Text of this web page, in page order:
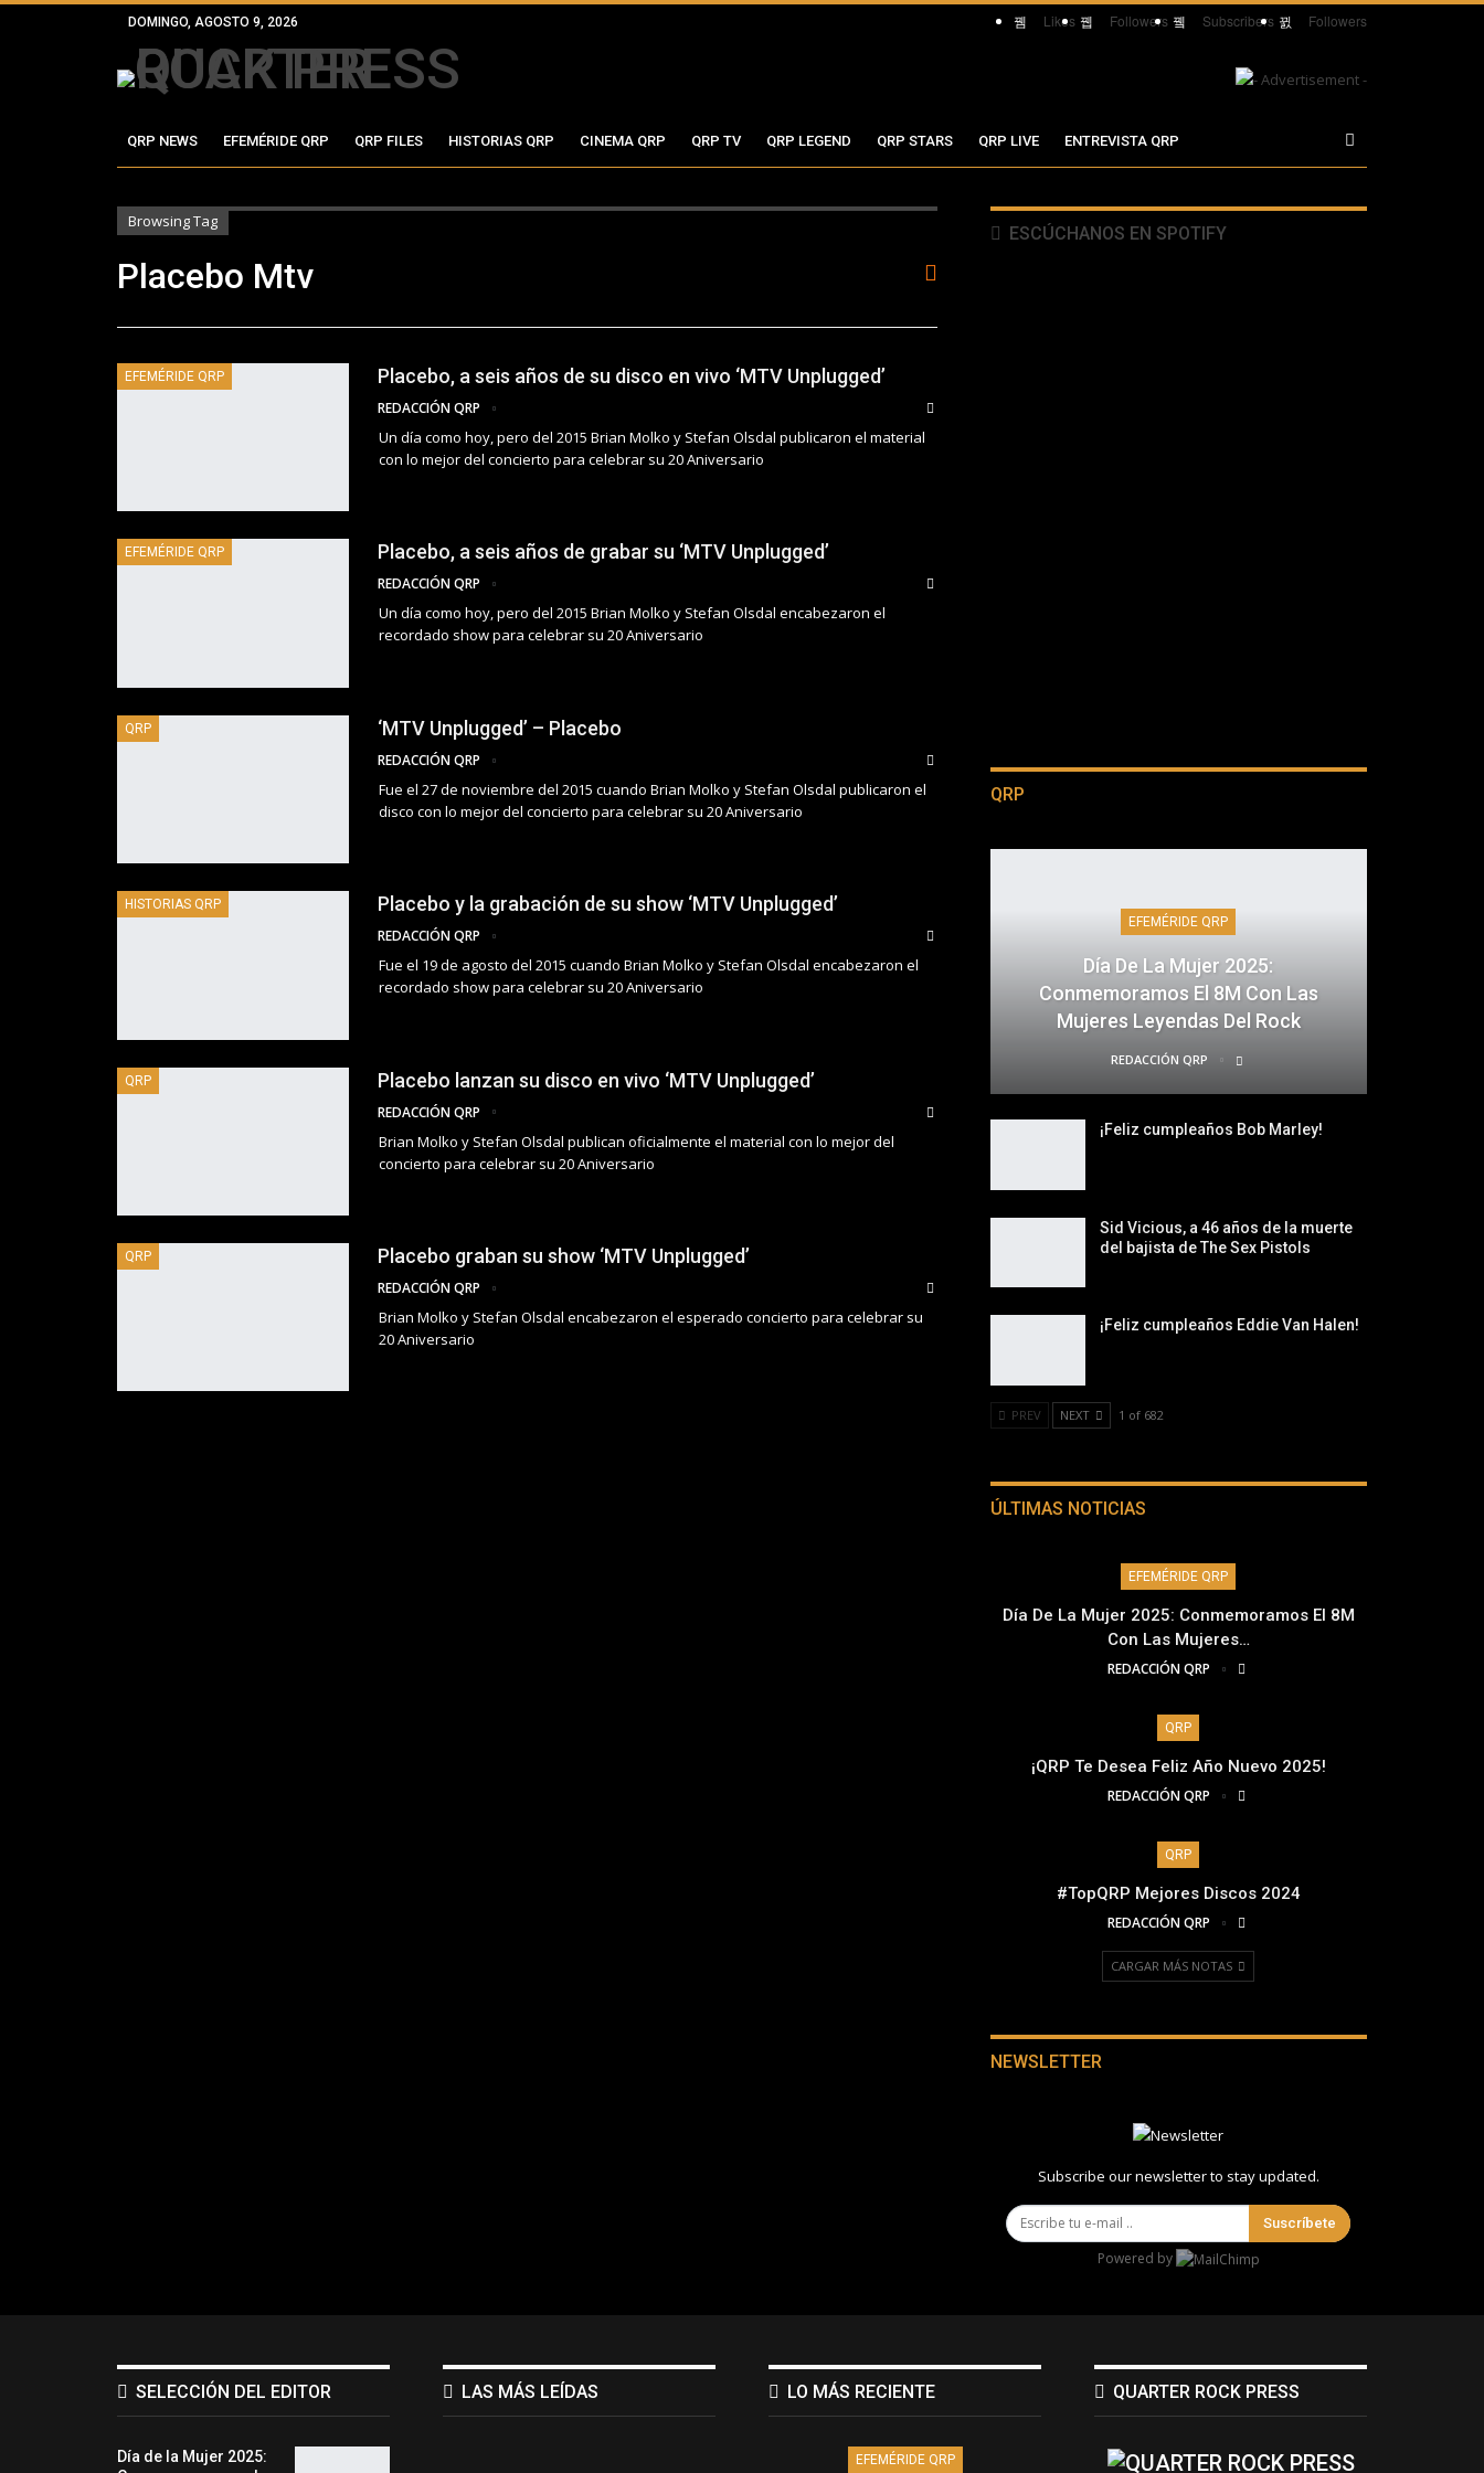
Likes Followers Subscribers Followers
DOMINGO, AGOSTO 9, 2026
QRP NEWS EFEMÉRIDE QRP QRP FILES HISTORIAS QRP CINEMA QRP QRP TV QRP LEGEND QRP STARS QRP LIVE ENTREVISTA QRP
Browsing Tag
Placebo Mtv
EFEMÉRIDE QRP Placebo, a seis años de su disco en vivo ‘MTV Unplugged’
REDACCIÓN QRP
Un día como hoy, pero del 2015 Brian Molko y Stefan Olsdal publicaron el material
con lo mejor del concierto para celebrar su 20 Aniversario
EFEMÉRIDE QRP Placebo, a seis años de grabar su ‘MTV Unplugged’
REDACCIÓN QRP
Un día como hoy, pero del 2015 Brian Molko y Stefan Olsdal encabezaron el
recordado show para celebrar su 20 Aniversario
QRP ‘MTV Unplugged’ – Placebo
REDACCIÓN QRP
Fue el 27 de noviembre del 2015 cuando Brian Molko y Stefan Olsdal publicaron el
disco con lo mejor del concierto para celebrar su 20 Aniversario
HISTORIAS QRP Placebo y la grabación de su show ‘MTV Unplugged’
REDACCIÓN QRP
Fue el 19 de agosto del 2015 cuando Brian Molko y Stefan Olsdal encabezaron el
recordado show para celebrar su 20 Aniversario
QRP Placebo lanzan su disco en vivo ‘MTV Unplugged’
REDACCIÓN QRP
Brian Molko y Stefan Olsdal publican oficialmente el material con lo mejor del
concierto para celebrar su 20 Aniversario
QRP Placebo graban su show ‘MTV Unplugged’
REDACCIÓN QRP
Brian Molko y Stefan Olsdal encabezaron el esperado concierto para celebrar su
20 Aniversario
ESCÚCHANOS EN SPOTIFY
QRP
EFEMÉRIDE QRP
Día De La Mujer 2025:
Conmemoramos El 8M Con Las
Mujeres Leyendas Del Rock
REDACCIÓN QRP
¡Feliz cumpleaños Bob Marley!
Sid Vicious, a 46 años de la muerte
del bajista de The Sex Pistols
¡Feliz cumpleaños Eddie Van Halen!
PREV NEXT 1 of 682
ÚLTIMAS NOTICIAS
EFEMÉRIDE QRP
Día De La Mujer 2025: Conmemoramos El 8M
Con Las Mujeres…
REDACCIÓN QRP
QRP
¡QRP Te Desea Feliz Año Nuevo 2025!
REDACCIÓN QRP
QRP
#TopQRP Mejores Discos 2024
REDACCIÓN QRP
CARGAR MÁS NOTAS
NEWSLETTER
Subscribe our newsletter to stay updated.
Suscríbete
Powered by
SELECCIÓN DEL EDITOR
Día de la Mujer 2025:
LAS MÁS LEÍDAS LO MÁS RECIENTE
EFEMÉRIDE QRP
QUARTER ROCK PRESS